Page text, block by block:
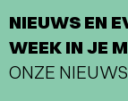
NIEUWS EN
WEEK IN JE
ONZE